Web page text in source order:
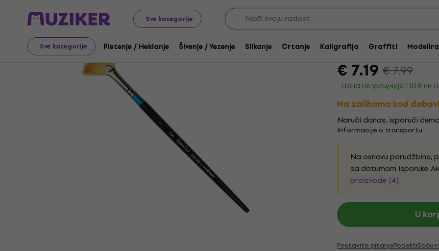
Sve kategorije
Sve kategorije Pletenje / Heklanje Šivenje / Vezenje Slikanje Crtanje Kaligrafija Graffiti
Umetnost Slikanje Četkice / Spatule / Palete Slikarske četkice
Daler Rowney
Brend: Daler Rowney Kod
€ 7.19 € 7.99
Цена не укључује ПДВ ни
Na zalihama kod
Naruči danas, isporuči
Informacije o transportu
Na osnovu porudžbine,
sa datumom isporuke.
proizvode (4).
U
Postavite pitanjePodeliti